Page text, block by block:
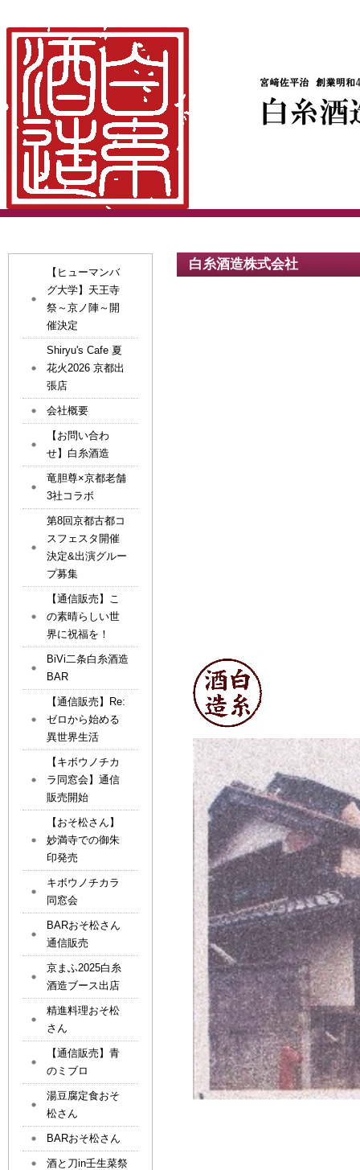
白糸酒造株式会社
【ヒューマンバ
グ大学】天王寺
祭～京ノ陣～開
催決定
Shiryu's Cafe 夏
花火2026 京都出
張店
会社概要
【お問い合わ
せ】白糸酒造
竜胆尊×京都老舗
3社コラボ
第8回京都古都コ
スフェスタ開催
決定&出演グルー
プ募集
【通信販売】こ
の素晴らしい世
界に祝福を！
BiVi二条白糸酒造
BAR
【通信販売】Re:
ゼロから始める
異世界生活
【キボウノチカ
ラ同窓会】通信
販売開始
【おそ松さん】
妙満寺での御朱
印発売
キボウノチカラ
同窓会
BARおそ松さん
通信販売
京まふ2025白糸
酒造ブース出店
精進料理おそ松
さん
【通信販売】青
のミブロ
湯豆腐定食おそ
松さん
BARおそ松さん
酒と刀in壬生菜祭